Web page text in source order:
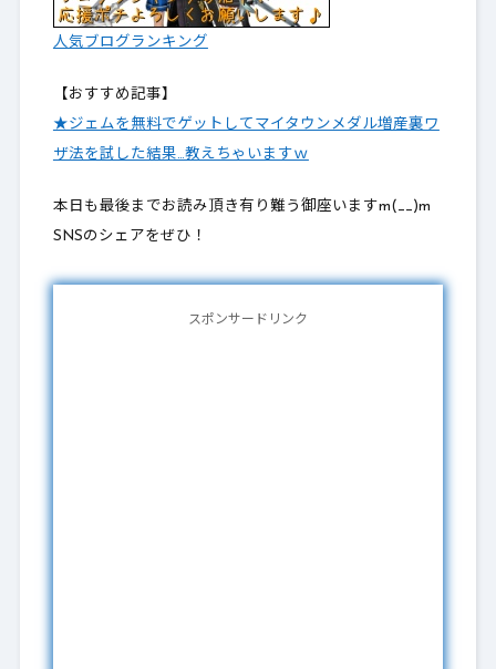
人気ブログランキング
【おすすめ記事】
★ジェムを無料でゲットしてマイタウンメダル増産裏ワ
ザ法を試した結果…教えちゃいますｗ
本日も最後までお読み頂き有り難う御座いますm(__)m
SNSのシェアをぜひ！
スポンサードリンク